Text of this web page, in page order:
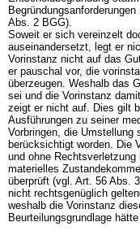
Abs. 2 BGG).
Soweit er sich vereinzelt
auseinandersetzt, legt er
Vorinstanz nicht auf das
er pauschal vor, die
überzeugen. Weshalb das
sei und die Vorinstanz
zeigt er nicht auf. Dies gilt
Ausführungen zu seiner
Vorbringen, die Umstellung
berücksichtigt worden. Die
und ohne
materielles
überprüft (vgl. Art. 56 Abs.
nicht rechtsgenüglich
weshalb die Vorinstanz
Beurteilungsgrundlage